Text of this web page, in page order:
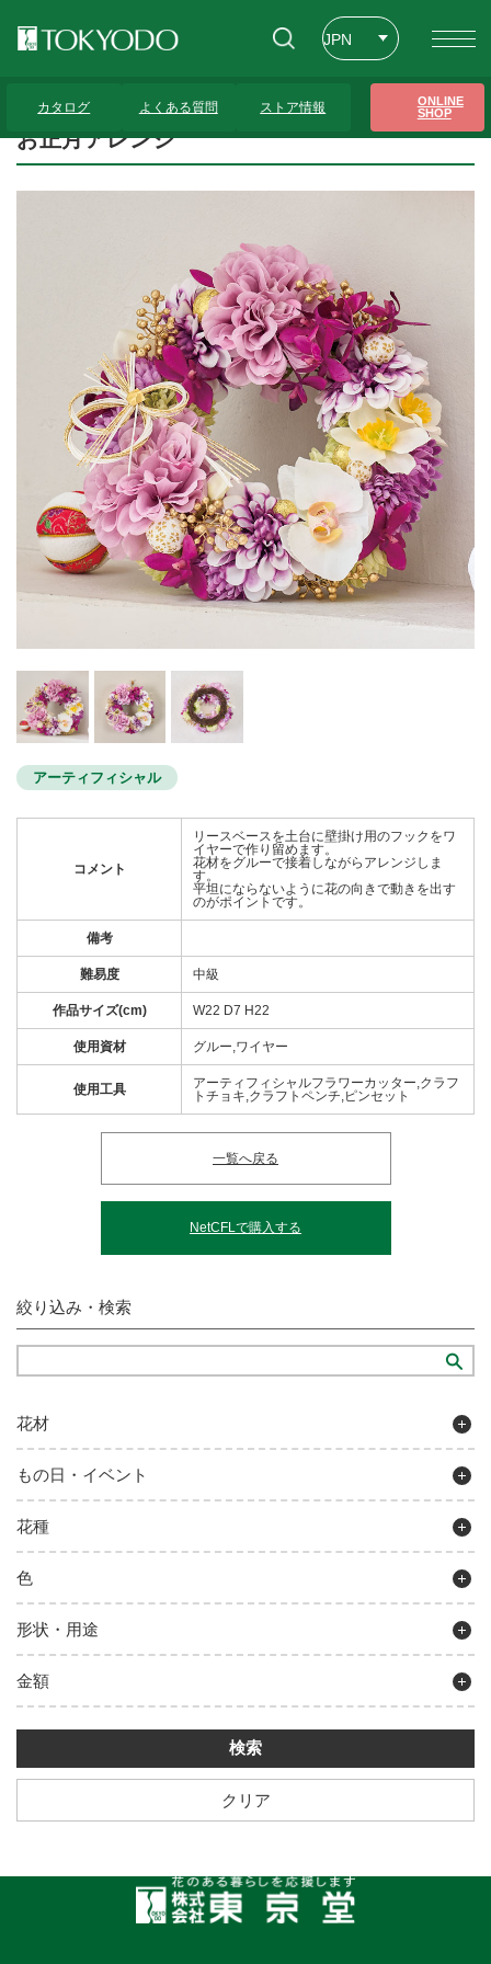
JPN
カタログ よくある質問 ストア情報
ONLINE
SHOP
お正月アレンジ
お正月アレンジ
アーティフィシャル
コメント
リースベースを土台に壁掛け用のフックをワ
イヤーで作り留めます。
花材をグルーで接着しながらアレンジしま
す。
平坦にならないように花の向きで動きを出す
のがポイントです。
備考
難易度 中級
作品サイズ(cm) W22 D7 H22
使用資材 グルー,ワイヤー
使用工具
アーティフィシャルフラワーカッター,クラフ
トチョキ,クラフトペンチ,ピンセット
一覧へ戻る
NetCFLで購入する
絞り込み・検索
花材
もの日・イベント
花種
色
形状・用途
金額
クリア